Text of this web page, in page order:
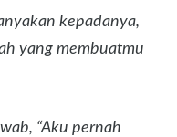
kepadanya,
yang membuatmu
“Aku pernah